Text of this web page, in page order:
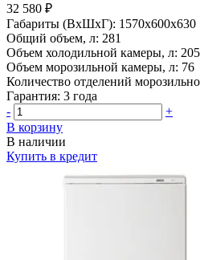
32 580 ₽
Габариты (ВхШхГ): 1570x600x630
Общий объем, л: 281
Объем холодильной камеры, л: 205
Объем морозильной камеры, л: 76
Количество отделений
Гарантия: 3 года
-
+
В корзину
В наличии
Купить в кредит